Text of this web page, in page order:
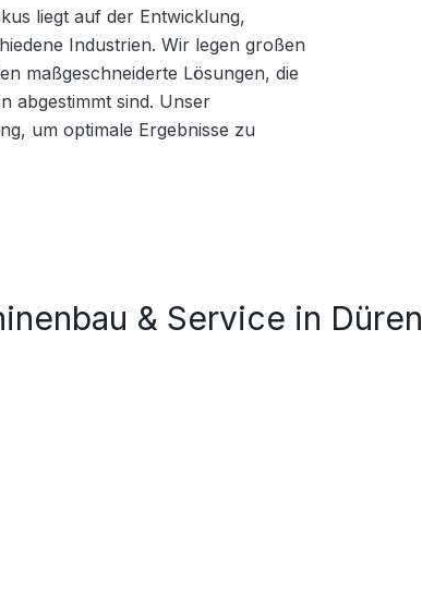
liegt auf der Entwicklung,
Industrien. Wir legen großen
maßgeschneiderte Lösungen, die
abgestimmt sind. Unser
um optimale Ergebnisse zu
& Service in Düren